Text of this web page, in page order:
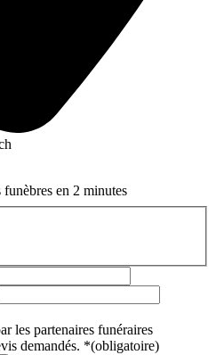
en 2 minutes
les partenaires funéraires
demandés. *(obligatoire)